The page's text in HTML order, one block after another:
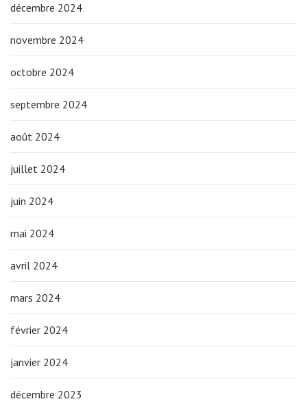
décembre 2024
novembre 2024
octobre 2024
septembre 2024
août 2024
juillet 2024
juin 2024
mai 2024
avril 2024
mars 2024
février 2024
janvier 2024
décembre 2023